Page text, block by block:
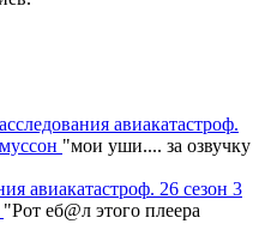
авиакатастроф.
"мои уши.... за озвучку
авиакатастроф. 26 сезон 3
"Рот еб@л этого плеера